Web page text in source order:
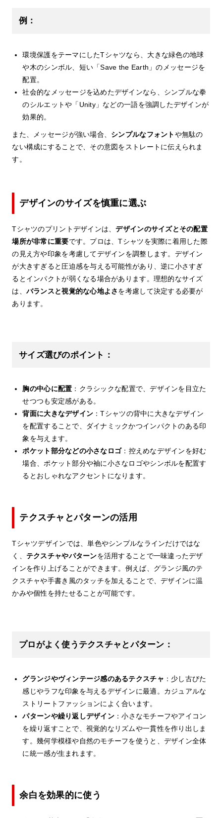
例：
環境保護をテーマにしたTシャツなら、大きな緑色の地球
や木のシンボル、短い「Save the Earth」のメッセージを
配置。
社会的なメッセージを込めたデザインなら、シンプルな拳
のシルエットや「Unity」などの一語を強調したデザインが
効果的。
また、メッセージが強い場合、 シンプルなフォントや無駄の
ない構成にすることで、その意図をストレートに伝えられま
す。
デザインのサイズを慎重に選ぶ
Tシャツのプリントデザインは、デザインのサイズとその配置
場所が非常に重要です。プロは、Tシャツを実際に着用した際
の見え方や印象を考慮してデザインを調整します。デザイン
が大きすぎると圧迫感を与える可能性があり、逆に小さすぎ
るとインパクトが弱くなる場合があります。理想的なサイズ
は、 バランスと視覚的な心地よさを考慮して決定する必要が
あります。
サイズ選びのポイント：
胸の中心に配置 ：クラシックな配置で、デザインを目立た
せつつも安定感がある。
背面に大きなデザイン ：Tシャツの背中に大きなデザイン
を配置することで、ダイナミックかつインパクトのある印
象を与えます。
ポケット部分などの小さなロゴ：控えめなデザインを好む
場合、ポケット部分や袖に小さなロゴやシンボルを配置す
るとおしゃれなアクセントになります。
テクスチャとパターンの活用
Tシャツデザインでは、単色やシンプルなラインだけではな
く、 テクスチャやパターンを活用することで一味違ったデザ
インを作り上げることができます。例えば、グランジ風のテ
クスチャや手書き風のタッチを加えることで、デザインに温
かみや個性を持たせることが可能です。
プロがよく使うテクスチャとパターン：
グランジやヴィンテージ感のあるテクスチャ ：少し古びた
感じやラフな印象を与えるデザインに最適。カジュアルな
ストリートファッションによく合います。
パターンや繰り返しデザイン：小さなモチーフやアイコン
を繰り返すことで、視覚的なリズムや一貫性を作り出しま
す。幾何学模様や自然のモチーフを使うと、デザイン全体
に統一感が生まれます。
余白を効果的に使う